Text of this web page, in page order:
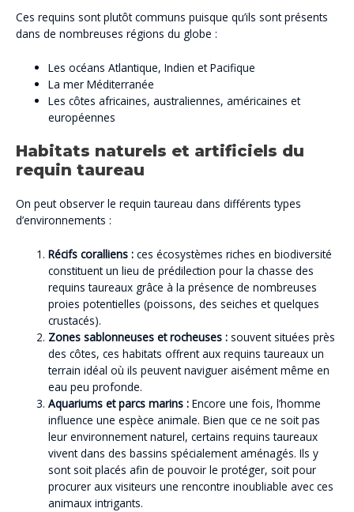
Ces requins sont plutôt communs puisque qu’ils sont présents
dans de nombreuses régions du globe :
Les océans Atlantique, Indien et Pacifique
La mer Méditerranée
Les côtes africaines, australiennes, américaines et
européennes
Habitats naturels et artificiels du
requin taureau
On peut observer le requin taureau dans différents types
d’environnements :
Récifs coralliens : ces écosystèmes riches en biodiversité
constituent un lieu de prédilection pour la chasse des
requins taureaux grâce à la présence de nombreuses
proies potentielles (poissons, des seiches et quelques
crustacés).
Zones sablonneuses et rocheuses : souvent situées près
des côtes, ces habitats offrent aux requins taureaux un
terrain idéal où ils peuvent naviguer aisément même en
eau peu profonde.
Aquariums et parcs marins : Encore une fois, l’homme
influence une espèce animale. Bien que ce ne soit pas
leur environnement naturel, certains requins taureaux
vivent dans des bassins spécialement aménagés. Ils y
sont soit placés afin de pouvoir le protéger, soit pour
procurer aux visiteurs une rencontre inoubliable avec ces
animaux intrigants.